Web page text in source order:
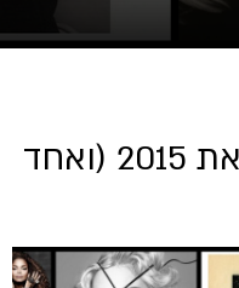
10 האלבומים שעשו את 2015 (ואחד